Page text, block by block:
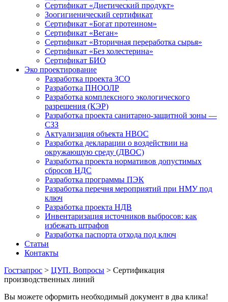
Сертификат «Диетический продукт»
Зоогигиенический сертификат
Сертификат «Богат протеином»
Сертификат «Веган»
Сертификат «Вторичная переработка сырья»
Сертификат «Без холестерина»
Сертификат БИО
Эко проектирование
Разработка проекта ЗСО
Разработка ПНООЛР
Разработка комплексного экологического
разрешения (КЭР)
Разработка проекта санитарно-защитной зоны —
СЗЗ
Актуализация объекта НВОС
Разработка декларации о воздействии на
окружающую среду (ДВОС)
Разработка проекта нормативов допустимых
сбросов НДС
Разработка программы ПЭК
Разработка перечня мероприятий при НМУ под
ключ
Разработка проекта НДВ
Инвентаризация источников выбросов: как
избежать штрафов
Разработка паспорта отхода под ключ
Статьи
Контакты
Гостзапрос > ЦУП. Вопросы > Сертификация
производственных линий
Вы можете оформить необходимый документ в два клика!